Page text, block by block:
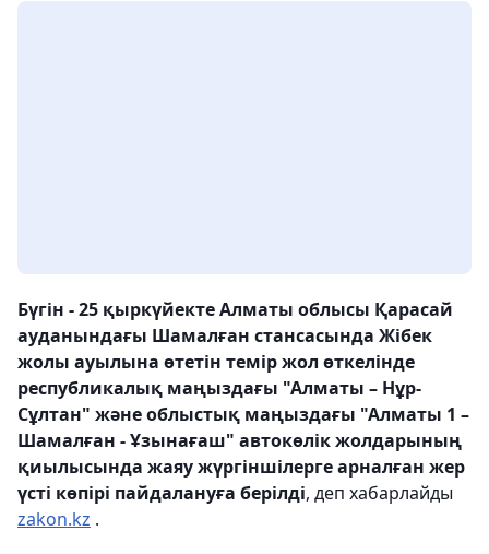
Бүгін - 25 қыркүйекте Алматы облысы Қарасай
ауданындағы Шамалған стансасында Жібек
жолы ауылына өтетін темір жол өткелінде
республикалық маңыздағы "Алматы – Нұр-
Сұлтан" және облыстық маңыздағы "Алматы 1 –
Шамалған - Ұзынағаш" автокөлік жолдарының
қиылысында жаяу жүргіншілерге арналған жер
үсті көпірі пайдалануға берілді, деп хабарлайды
zakon.kz .